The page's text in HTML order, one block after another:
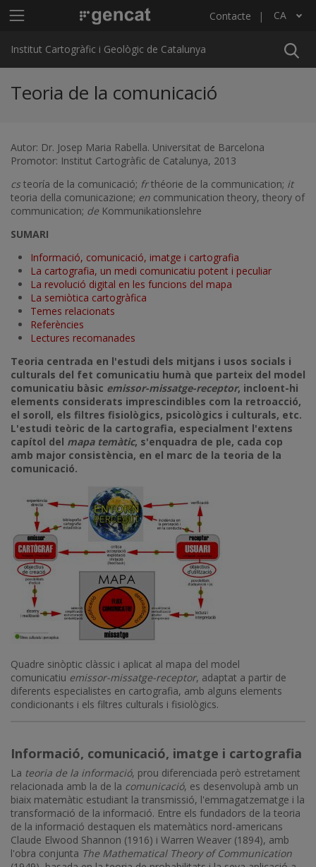
Menú principal ICGC Contacte CA
Llista les accions addicionals
Institut Cartogràfic i Geològic de Catalunya
Teoria de la comunicació
Autor: Dr. Josep Maria Rabella. Universitat de Barcelona
Promotor: Institut Cartogràfic de Catalunya, 2013
cs teoría de la comunicació; frthéorie de la communication; it
teoria della comunicazione; en communication theory, theory of
communication; de Kommunikationslehre
SUMARI
Informació, comunicació, imatge i cartografia
La cartografia, un medi comunicatiu potent i peculiar
La revolució digital en les funcions del mapa
La semiòtica cartogràfica
Temes relacionats
Referències
Lectures recomanades
Teoria centrada en l'estudi dels mitjans i usos socials i
culturals del fet comunicatiu humà que parteix del model
comunicatiu bàsic emissor-missatge-receptor, incloent-hi
elements considerats imprescindibles com la retroacció,
el soroll, els filtres fisiològics, psicològics i culturals, etc.
L'estudi teòric de la cartografia, especialment l'extens
capítol del mapa temàtic, s'enquadra de ple, cada cop
amb major consistència, en el marc de la teoria de la
comunicació.
Quadre sinòptic clàssic i aplicat al mapa del model
comunicatiu emissor-missatge-receptor, adaptat a partir de
diferents especialistes en cartografia, amb alguns elements
condicionants i els filtres culturals i fisiològics.
Informació, comunicació, imatge i cartografia
La teoria de la informació, prou diferenciada però estretament
relacionada amb la de la comunicació, es desenvolupà amb un
biaix matemàtic estudiant la transmissió, l'emmagatzematge i la
transformació de la informació. Entre els fundadors de la teoria
de la informació destaquen els matemàtics nord-americans
Claude Elwood Shannon (1916) i Warren Weaver (1894), amb
l'obra conjunta The Mathematical Theory of Communication